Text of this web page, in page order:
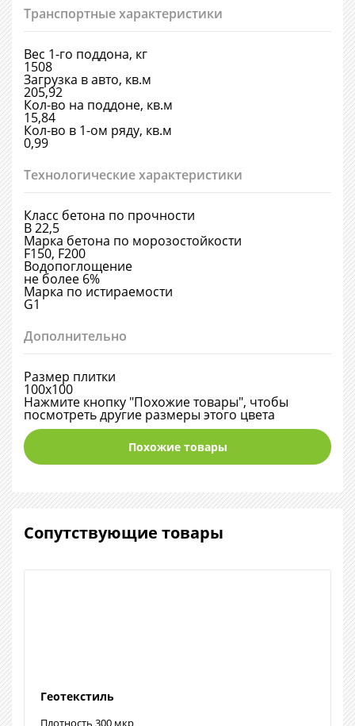
Транспортные характеристики
Вес 1-го поддона, кг
1508
Загрузка в авто, кв.м
205,92
Кол-во на поддоне, кв.м
15,84
Кол-во в 1-ом ряду, кв.м
0,99
Технологические характеристики
Класс бетона по прочности
В 22,5
Марка бетона по морозостойкости
F150, F200
Водопоглощение
не более 6%
Марка по истираемости
G1
Дополнительно
Размер плитки
100х100
Нажмите кнопку "Похожие товары", чтобы
посмотреть другие размеры этого цвета
Похожие товары
Сопутствующие товары
Геотекстиль
Плотность 300 мкр